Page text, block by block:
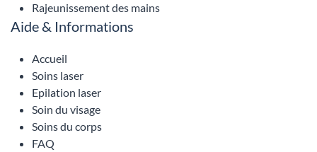
Rajeunissement des mains
Aide & Informations
Accueil
Soins laser
Epilation laser
Soin du visage
Soins du corps
FAQ